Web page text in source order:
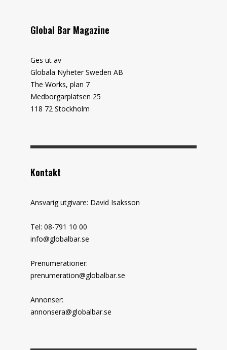
Global Bar Magazine
Ges ut av
Globala Nyheter Sweden AB
The Works, plan 7
Medborgarplatsen 25
118 72 Stockholm
Kontakt
Ansvarig utgivare: David Isaksson
Tel: 08-791 10 00
info@globalbar.se
Prenumerationer:
prenumeration@globalbar.se
Annonser:
annonsera@globalbar.se